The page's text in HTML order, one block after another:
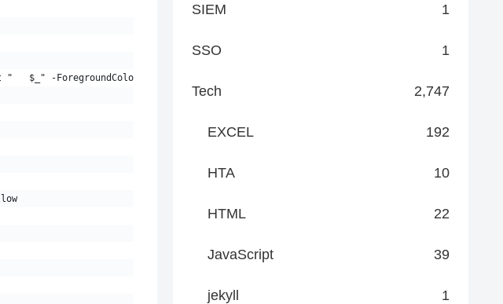
$_" -ForegroundColor Magenta }
SIEM 1
SSO 1
Tech 2,747
EXCEL 192
HTA 10
HTML 22
JavaScript 39
jekyll 1